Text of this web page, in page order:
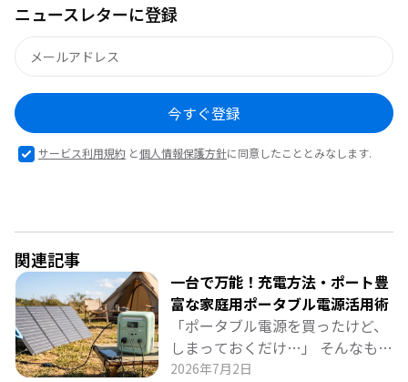
ニュースレターに登録
今すぐ登録
サービス利用規約 と個人情報保護方針に同意したこととみなします.
関連記事
一台で万能！充電方法・ポート豊
富な家庭用ポータブル電源活用術
「ポータブル電源を買ったけど、
しまっておくだけ…」 そんなもっ
たいない使い方をしていません
2026年7月2日